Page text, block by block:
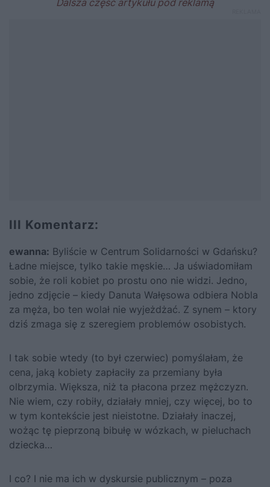
III Komentarz:
ewanna: Byliście w Centrum Solidarności w Gdańsku?
Ładne miejsce, tylko takie męskie… Ja uświadomiłam
sobie, że roli kobiet po prostu ono nie widzi. Jedno,
jedno zdjęcie – kiedy Danuta Wałęsowa odbiera Nobla
za męża, bo ten wolał nie wyjeżdżać. Z synem – ktory
dziś zmaga się z szeregiem problemów osobistych.
I tak sobie wtedy (to był czerwiec) pomyślałam, że
cena, jaką kobiety zapłaciły za przemiany była
olbrzymia. Większa, niż ta płacona przez mężczyzn.
Nie wiem, czy robiły, działały mniej, czy więcej, bo to
w tym kontekście jest nieistotne. Działały inaczej,
wożąc tę pieprzoną bibułę w wózkach, w pieluchach
dziecka…
I co? I nie ma ich w dyskursie publicznym – poza